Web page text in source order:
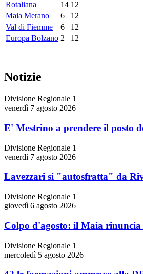
Rotaliana 14 12
Maia Merano
6
12
Val di Fiemme
6
12
Europa Bolzano 2 12
Notizie
Divisione Regionale 1
venerdì 7 agosto 2026
E' Mestrino a prendere il posto
Divisione Regionale 1
venerdì 7 agosto 2026
Lavezzari si "autosfratta" da
Divisione Regionale 1
giovedì 6 agosto 2026
Colpo d'agosto: il Maia rinuncia
Divisione Regionale 1
mercoledì 5 agosto 2026